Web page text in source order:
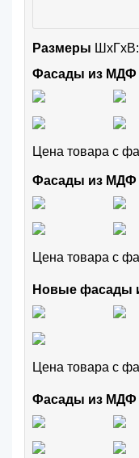
Размеры
Фасады из МДФ
Цена товара с
Фасады из МДФ
Цена товара с
Новые фасады
Цена товара с
Фасады из МДФ